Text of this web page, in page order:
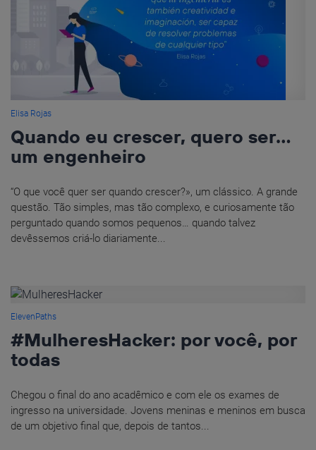
Elisa Rojas
Quando eu crescer, quero ser…
um engenheiro
“O que você quer ser quando crescer?», um clássico. A grande
questão. Tão simples, mas tão complexo, e curiosamente tão
perguntado quando somos pequenos… quando talvez
devêssemos criá-lo diariamente...
ElevenPaths
#MulheresHacker: por você, por
todas
Chegou o final do ano acadêmico e com ele os exames de
ingresso na universidade. Jovens meninas e meninos em busca
de um objetivo final que, depois de tantos...